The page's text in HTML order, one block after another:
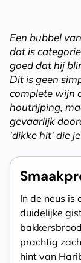
Een bubbel
dat is
goed dat hij
Dit is geen
complete wijn
houtrijping,
gevaarlijk
'dikke hit' die
In de neus is
duidelijke
prachtig
hint van